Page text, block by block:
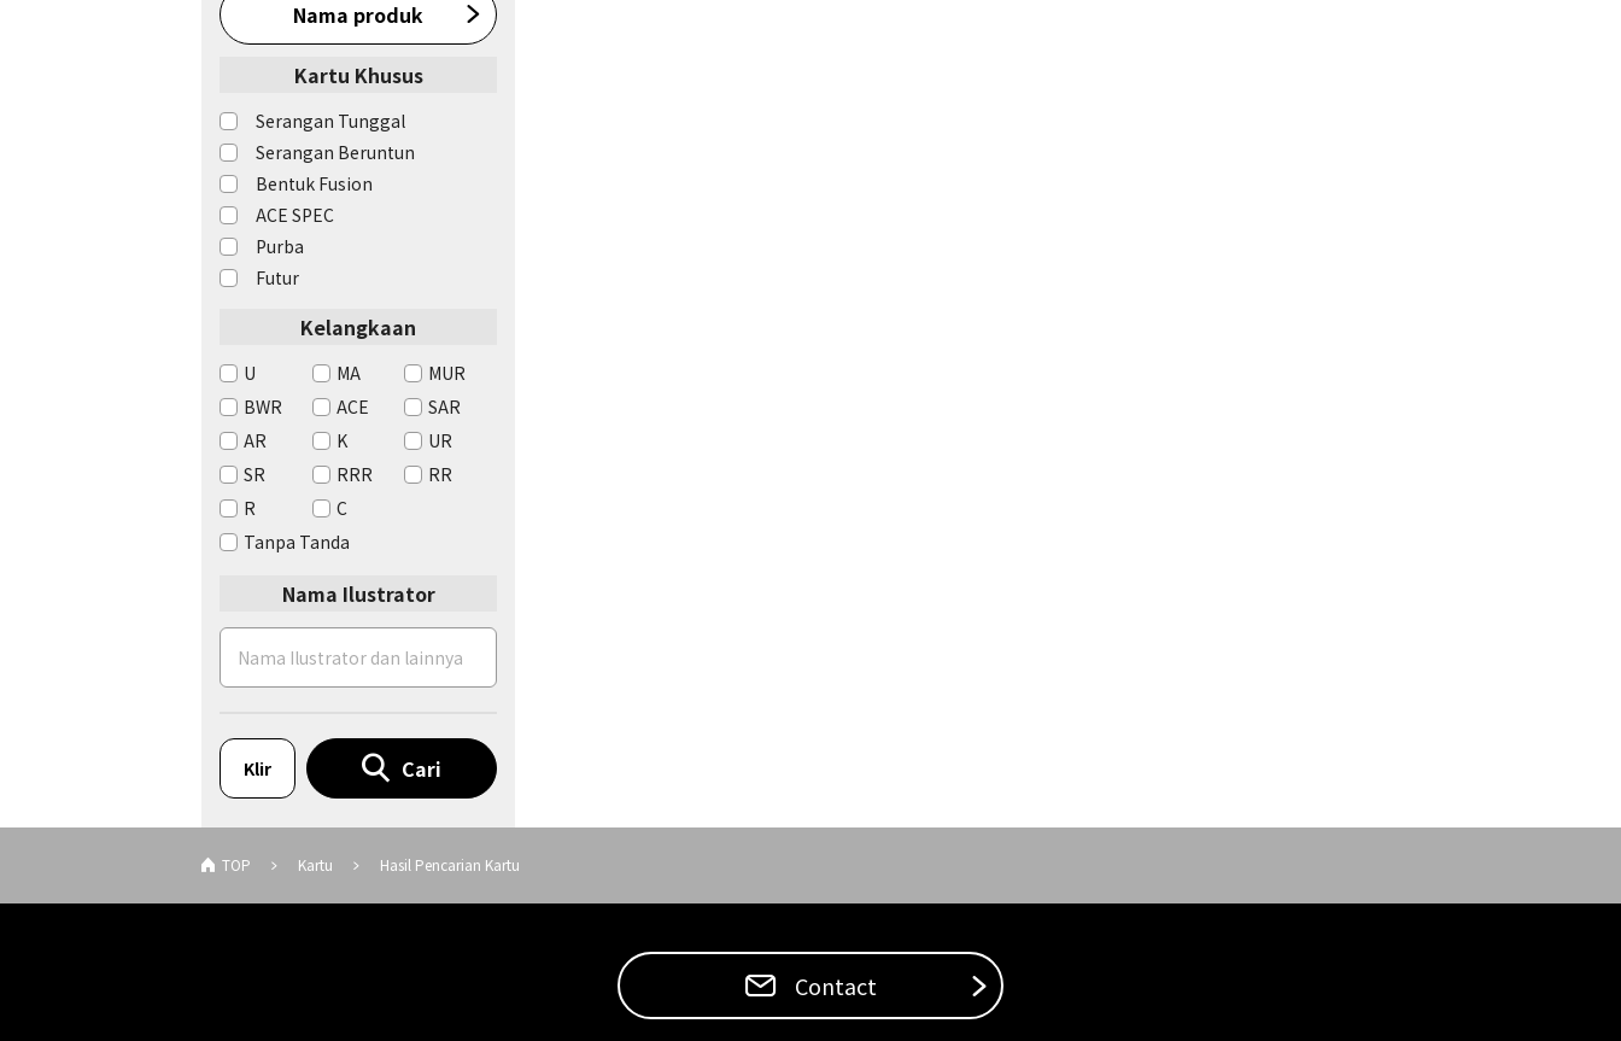
Nama produk
Kartu Khusus
Serangan Tunggal
Serangan Beruntun
Bentuk Fusion
ACE SPEC
Purba
Futur
Kelangkaan
U MA
MUR
BWR
ACE
SAR
AR
K
UR
SR
RRR
RR
R
C
Tanpa Tanda
Nama Ilustrator
Klir Cari
TOP Kartu Hasil Pencarian Kartu
Contact